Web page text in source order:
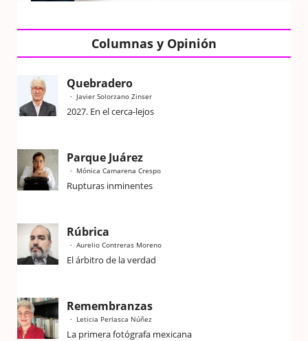
Columnas y Opinión
Quebradero
Javier Solorzano Zinser
2027. En el cerca-lejos
Parque Juárez
Mónica Camarena Crespo
Rupturas inminentes
Rúbrica
Aurelio Contreras Moreno
El árbitro de la verdad
Remembranzas
Leticia Perlasca Núñez
La primera fotógrafa mexicana